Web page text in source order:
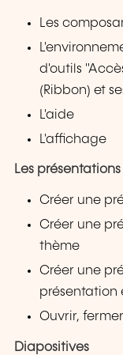
Les
d'outils
(Ribbon) et
L'aide
L'affichage
Les présentations
Créer une
Créer une
thème
Créer une
présentation
Ouvrir,
Diapositives